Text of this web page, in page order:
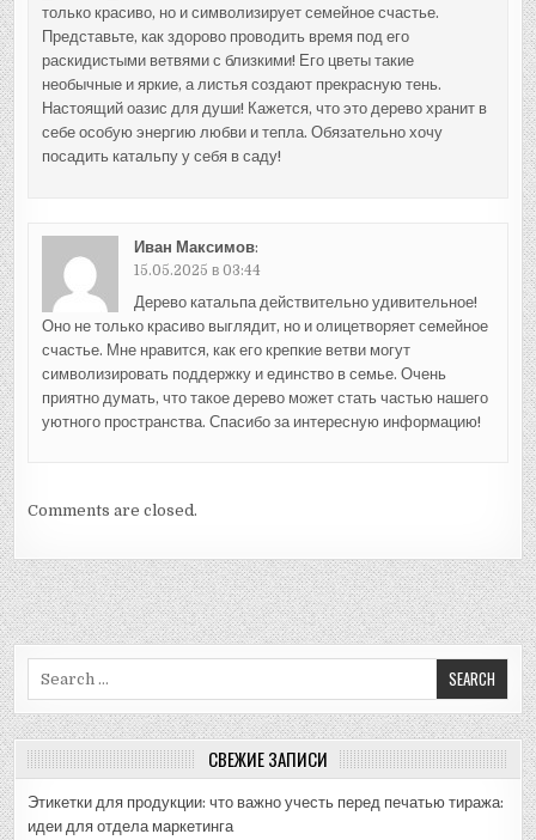
только красиво, но и символизирует семейное счастье.
Представьте, как здорово проводить время под его
раскидистыми ветвями с близкими! Его цветы такие
необычные и яркие, а листья создают прекрасную тень.
Настоящий оазис для души! Кажется, что это дерево хранит в
себе особую энергию любви и тепла. Обязательно хочу
посадить катальпу у себя в саду!
Иван Максимов:
15.05.2025 в 03:44
Дерево катальпа действительно удивительное!
Оно не только красиво выглядит, но и олицетворяет семейное
счастье. Мне нравится, как его крепкие ветви могут
символизировать поддержку и единство в семье. Очень
приятно думать, что такое дерево может стать частью нашего
уютного пространства. Спасибо за интересную информацию!
Comments are closed.
СВЕЖИЕ ЗАПИСИ
Этикетки для продукции: что важно учесть перед печатью тиража:
идеи для отдела маркетинга